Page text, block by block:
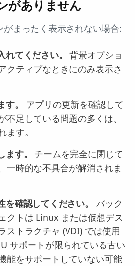
がありません
まったく表示されない場合:
れてください。
背景オプショ
クティブなときにのみ表示さ
。
アプリの更新を確認して
不足している問題の多くは、
ます。
す。
チームを完全に閉じて
一時的な不具合が解消されま
を確認してください。
バック
クトは Linux または仮想デス
ストラクチャ (VDI) では使用
サポートが限られている古い
能をサポートしていない可能